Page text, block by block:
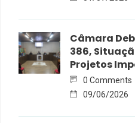
Câmara
386,
Projetos
0 Comments
09/06/2026